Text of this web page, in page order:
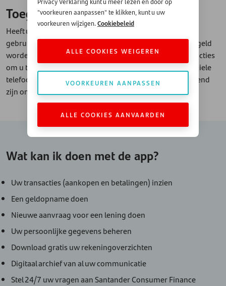
Toegang tot de app is zo geregeld
Heeft u nog geen persoonlijke inlogcode om de app te
gebruiken? Geen probleem. Ook dat kan via de app geregeld
worden. Ga naar het menu rechtsboven en volg de instructies
om u te registreren als nieuwe gebruiker. Let op: uw mobiele
telefoonnummer en uw e-mailadres moeten bij ons bekend
zijn om u te kunnen aanmelden voor Mijn Rekening.
Wat kan ik doen met de app?
Uw transacties (aankopen en betalingen) inzien
Een geldopname doen
Nieuwe aanvraag voor een lening doen
Uw persoonlijke gegevens beheren
Download gratis uw rekeningoverzichten
Digitaal archief van al uw communicatie
Stel 24/7 uw vragen aan Santander Consumer Finance
Privacy Verklaring kunt u meer lezen en door op
"voorkeuren aanpassen" te klikken, kunt u uw
voorkeuren wijzigen.Cookiebeleid
ALLE COOKIES WEIGEREN
VOORKEUREN AANPASSEN
ALLE COOKIES AANVAARDEN